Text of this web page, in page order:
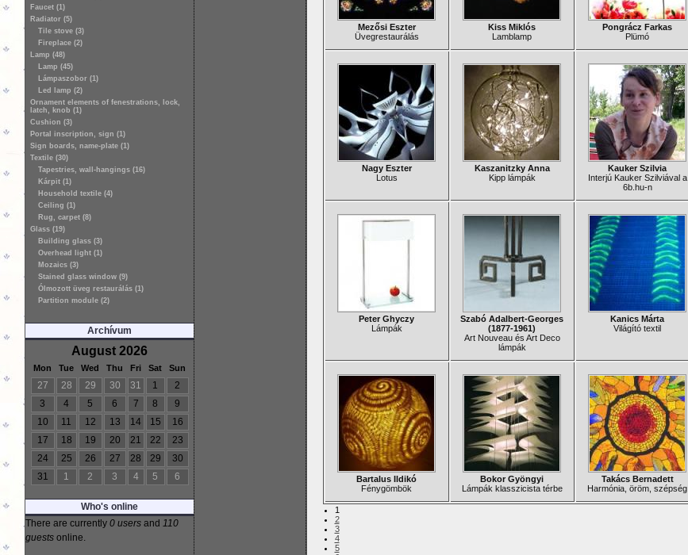
Faucet (1)
Radiator (5)
Tile stove (3)
Fireplace (2)
Lamp (48)
Lamp (45)
Lámpaszobor (1)
Led lamp (2)
Ornament elements of fenestrations, lock,
latch, knob (1)
Cushion (3)
Portal inscription, sign (1)
Sign boards, name-plate (1)
Textile (30)
Tapestries, wall-hangings (16)
Kárpit (1)
Household textile (4)
Ceiling (1)
Rug, carpet (8)
Glass (19)
Building glass (3)
Overhead light (1)
Mozaics (3)
Stained glass window (9)
Ólmozott üveg restaurálás (1)
Partition module (2)
Archívum
August 2026
Mon Tue Wed Thu Fri Sat Sun
27 28 29 30 31 1
2
3
4 5 6 7 8
9
10
11 12 13 14 15
16
17
18 19 20 21 22
23
24
25 26 27 28 29
30
31
1 2 3 4 5 6
Who's online
There are currently 0 usersand 110
guestsonline.
Mezősi Eszter
Üvegrestaurálás
Kiss Miklós
Lamblamp
Pongrácz Farkas
Plümó
Nagy Eszter
Lotus
Kaszanitzky Anna
Kipp lámpák
Kauker Szilvia
Interjú Kauker Szilviával a
6b.hu-n
Peter Ghyczy
Lámpák
Szabó Adalbert-Georges
(1877-1961)
Art Nouveau és Art Deco
lámpák
Kanics Márta
Világító textil
Bartalus Ildikó
Fénygömbök
Bokor Gyöngyi
Lámpák klasszicista térbe
Takács Bernadett
Harmónia, öröm, szépség
1
2
3
4
5